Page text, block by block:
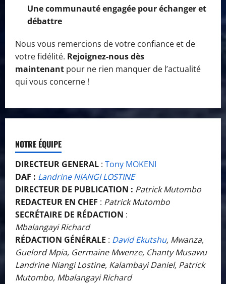
Une communauté engagée pour échanger et
débattre
Nous vous remercions de votre confiance et de
votre fidélité. Rejoignez-nous dès
maintenant pour ne rien manquer de l’actualité
qui vous concerne !
NOTRE ÉQUIPE
DIRECTEUR GENERAL : Tony MOKENI
DAF : Landrine NIANGI LOSTINE
DIRECTEUR DE PUBLICATION : Patrick Mutombo
REDACTEUR EN CHEF : Patrick Mutombo
SECRÉTAIRE DE RÉDACTION :
Mbalangayi Richard
RÉDACTION GÉNÉRALE : David Ekutshu, Mwanza,
Guelord Mpia, Germaine Mwenze, Chanty Musawu
Landrine Niangi Lostine, Kalambayi Daniel, Patrick
Mutombo, Mbalangayi Richard